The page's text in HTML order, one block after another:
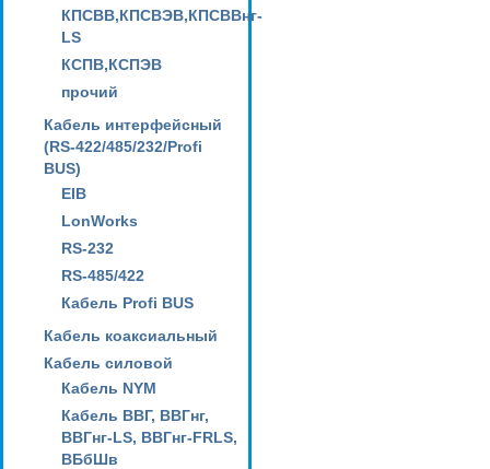
КПСВВ,КПСВЭВ,КПСВВнг-
LS
КСПВ,КСПЭВ
прочий
Кабель интерфейсный
(RS-422/485/232/Profi
BUS)
EIB
LonWorks
RS-232
RS-485/422
Кабель Profi BUS
Кабель коаксиальный
Кабель силовой
Кабель NYM
Кабель ВВГ, ВВГнг,
ВВГнг-LS, ВВГнг-FRLS,
ВБбШв